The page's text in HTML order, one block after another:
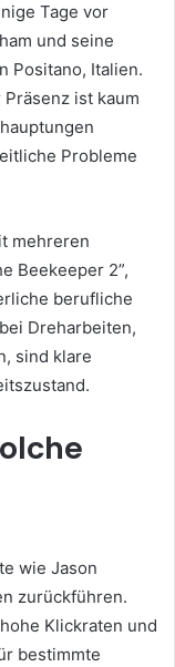
Tage vor
und seine
Positano, Italien.
ist kaum
Probleme
mehreren
Beekeeper 2”,
berufliche
Dreharbeiten,
sind klare
wie Jason
zurückführen.
Klickraten und
bestimmte